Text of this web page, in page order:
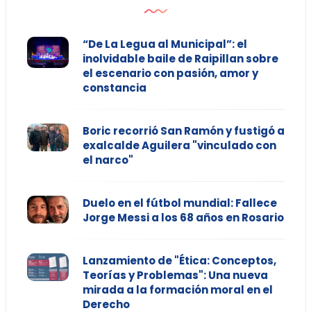
“De La Legua al Municipal”: el
inolvidable baile de Raipillan sobre
el escenario con pasión, amor y
constancia
Boric recorrió San Ramón y fustigó a
exalcalde Aguilera "vinculado con
el narco"
Duelo en el fútbol mundial: Fallece
Jorge Messi a los 68 años en Rosario
Lanzamiento de "Ética: Conceptos,
Teorías y Problemas": Una nueva
mirada a la formación moral en el
Derecho